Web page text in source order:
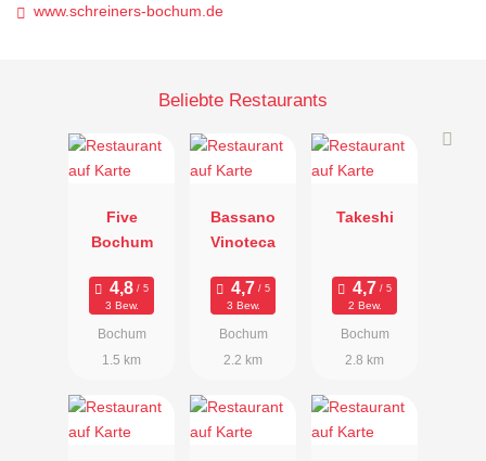
www.schreiners-bochum.de
Beliebte Restaurants
Five
Bochum
3 Bew.
Bochum
1.5 km
Bassano
Vinoteca
3 Bew.
Bochum
2.2 km
Takeshi
2 Bew.
Bochum
2.8 km